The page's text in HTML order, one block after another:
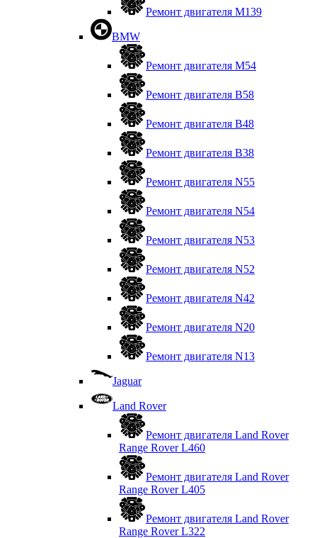
Ремонт двигателя M139
BMW
Ремонт двигателя М54
Ремонт двигателя B58
Ремонт двигателя В48
Ремонт двигателя В38
Ремонт двигателя N55
Ремонт двигателя N54
Ремонт двигателя N53
Ремонт двигателя N52
Ремонт двигателя N42
Ремонт двигателя N20
Ремонт двигателя N13
Jaguar
Land Rover
Ремонт двигателя Land Rover
Range Rover L460
Ремонт двигателя Land Rover
Range Rover L405
Ремонт двигателя Land Rover
Range Rover L322